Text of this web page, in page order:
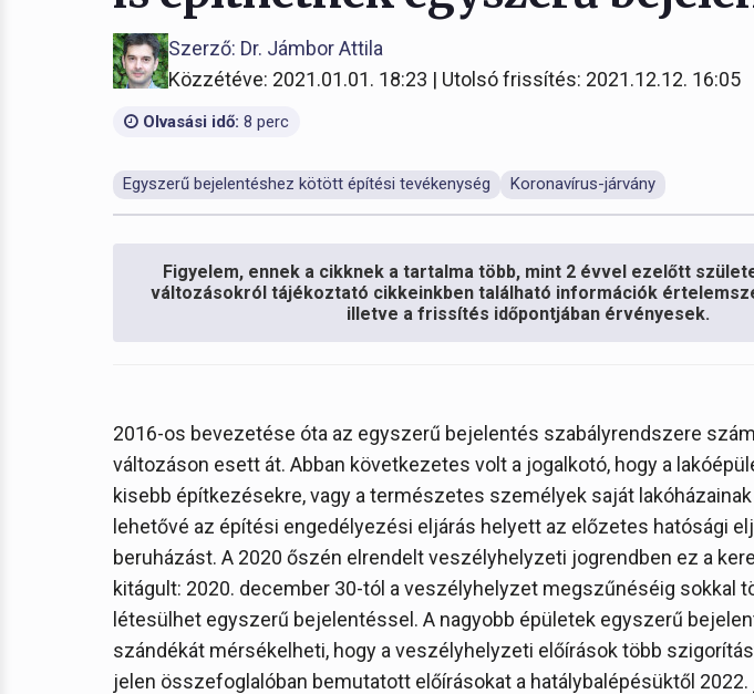
Szerző: Dr. Jámbor Attila
Közzétéve: 2021.01.01. 18:23 | Utolsó frissítés: 2021.12.12. 16:05
Olvasási idő: 8 perc
Egyszerű bejelentéshez kötött építési tevékenység Koronavírus-járvány
Figyelem, ennek a cikknek a tartalma több, mint 2 évvel ezelőtt
változásokról tájékoztató cikkeinkben található információk
illetve a frissítés időpontjában érvényesek.
2016-os bevezetése óta az egyszerű bejelentés szabályrendszere
változáson esett át. Abban következetes volt a jogalkotó, hogy a
kisebb építkezésekre, vagy a természetes személyek saját
lehetővé az építési engedélyezési eljárás helyett az előzetes hatósági
beruházást. A 2020 őszén elrendelt veszélyhelyzeti jogrendben ez a
kitágult: 2020. december 30-tól a veszélyhelyzet megszűnéséig sokkal
létesülhet egyszerű bejelentéssel. A nagyobb épületek egyszerű
szándékát mérsékelheti, hogy a veszélyhelyzeti előírások több
jelen összefoglalóban bemutatott előírásokat a hatálybalépésüktől